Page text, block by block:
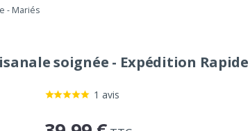
- Mariés
soignée - Expédition Rapide
1 avis